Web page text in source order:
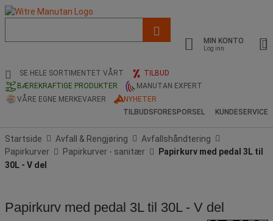
og
søkehistorikk
MIN KONTO
Log inn
SE HELE SORTIMENTET VÅRT
TILBUD
BÆREKRAFTIGE PRODUKTER
MANUTAN EXPERT
VÅRE EGNE MERKEVARER
NYHETER
TILBUDSFORESPORSEL
KUNDESERVICE
Startside Avfall & Rengjøring
Avfallshåndtering
Papirkurver
Papirkurver - sanitær
Papirkurv med pedal 3L til
30L - V del
Papirkurv med pedal 3L til 30L - V del